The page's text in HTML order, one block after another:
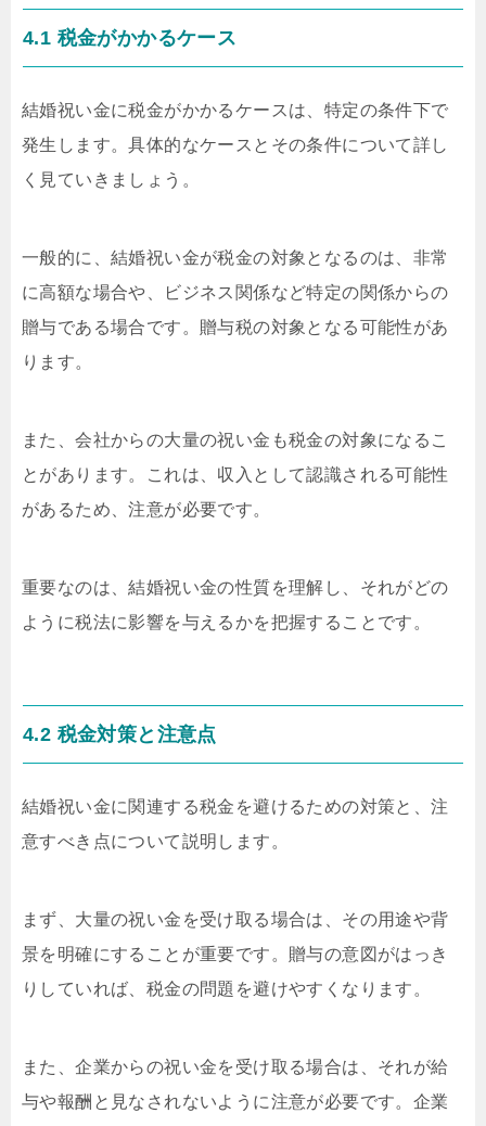
4.1 税金がかかるケース
結婚祝い金に税金がかかるケースは、特定の条件下で
発生します。具体的なケースとその条件について詳し
く見ていきましょう。
一般的に、結婚祝い金が税金の対象となるのは、非常
に高額な場合や、ビジネス関係など特定の関係からの
贈与である場合です。贈与税の対象となる可能性があ
ります。
また、会社からの大量の祝い金も税金の対象になるこ
とがあります。これは、収入として認識される可能性
があるため、注意が必要です。
重要なのは、結婚祝い金の性質を理解し、それがどの
ように税法に影響を与えるかを把握することです。
4.2 税金対策と注意点
結婚祝い金に関連する税金を避けるための対策と、注
意すべき点について説明します。
まず、大量の祝い金を受け取る場合は、その用途や背
景を明確にすることが重要です。贈与の意図がはっき
りしていれば、税金の問題を避けやすくなります。
また、企業からの祝い金を受け取る場合は、それが給
与や報酬と見なされないように注意が必要です。企業